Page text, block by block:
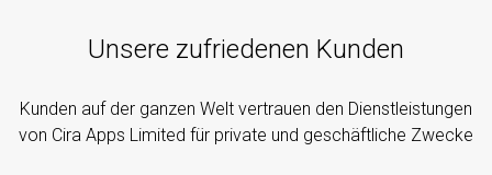
Unsere zufriedenen Kunden
Kunden auf der ganzen Welt vertrauen den Dienstleistungen
von Cira Apps Limited für private und geschäftliche Zwecke